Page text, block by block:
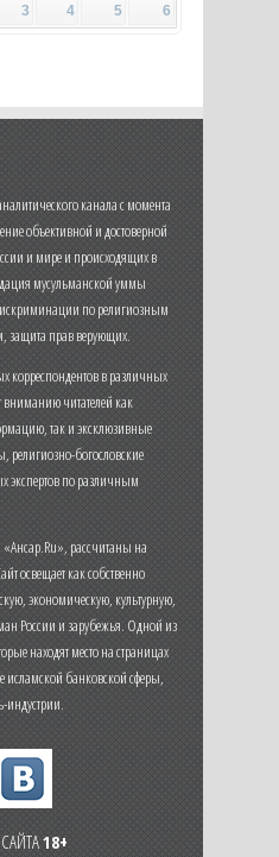
3 4 5 6
канала с момента
объективной и достоверной
и мире и происходящих в
мусульманской уммы
по религиозным
прав верующих.
корреспондентов в различных
вниманию читателей как
так и эксклюзивные
религиозно-богословские
экспертов по различным
рассчитаны на
освещает как собственно
экономическую, культурную,
России и зарубежья. Одной из
находят место на страницах
исламской банковской сферы,
индустрии.
18+